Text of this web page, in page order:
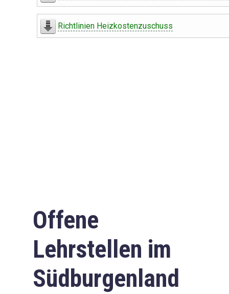
Richtlinien Heizkostenzuschuss
Offene
Lehrstellen im
Südburgenland